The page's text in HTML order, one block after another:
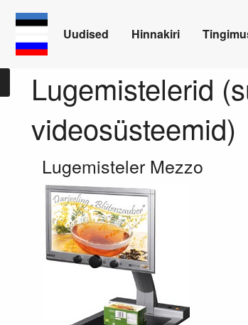
Uudised Hinnakiri
Lugemistelerid
videosüsteemid)
Lugemisteler Mezzo